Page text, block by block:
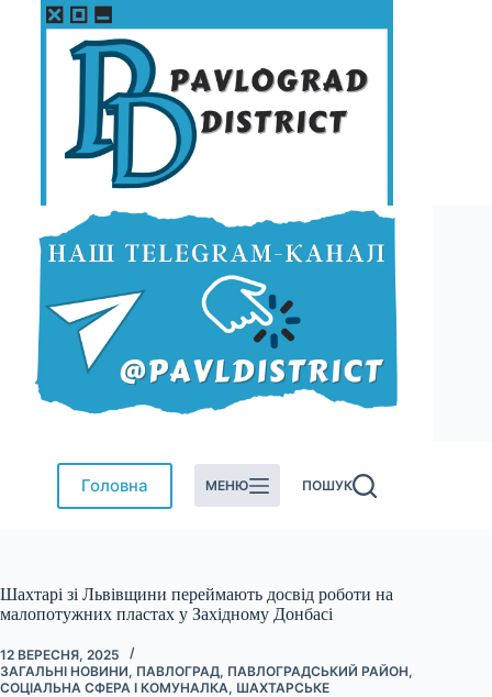
Перейти
Головна МЕНЮ ПОШУК
Шахтарі зі Львівщини переймають досвід роботи на
малопотужних пластах у Західному Донбасі
12 ВЕРЕСНЯ, 2025
ЗАГАЛЬНІ НОВИНИ, ПАВЛОГРАД, ПАВЛОГРАДСЬКИЙ РАЙОН,
СОЦІАЛЬНА СФЕРА І КОМУНАЛКА, ШАХТАРСЬКЕ